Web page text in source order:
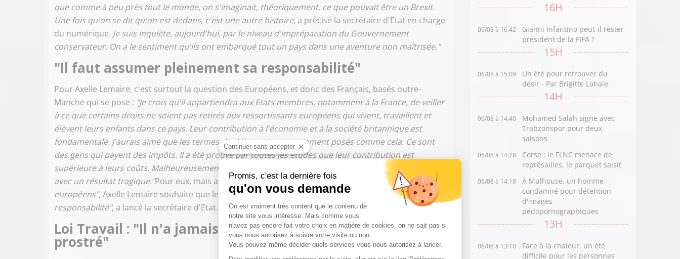
que comme à peu près tout le monde, on s'imaginait, théoriquement, ce que pouvait être un Brexit.
Une fois qu'on se dit qu'on est dedans, c'est une autre histoire, a précisé la secrétaire d'Etat en charge
du numérique. Je suis inquiète, aujourd'hui, par le niveau d'impréparation du Gouvernement
conservateur. On a le sentiment qu'ils ont embarqué tout un pays dans une aventure non maîtrisée."
"Il faut assumer pleinement sa responsabilité"
Pour Axelle Lemaire, c'est surtout la question des Européens, et donc des Français, basés outre-
Manche qui se pose : "Je crois qu'il appartiendra aux Etats membres, notamment à la France, de veiller
à ce que certains droits ne soient pas retirés aux ressortissants européens qui vivent, travaillent et
élèvent leurs enfants dans ce pays. Leur contribution à l'économie et à la société britannique est
fondamentale. J'aurais aimé que les termes du débat soient notamment posés comme cela. Ce sont
des gens qui payent des impôts. Il a été prouvé par toutes les études que leur contribution est
supérieure à leurs coûts. Malheureusement, c'est une campagne qui a été caricaturale, manipulée,
avec un résultat tragique."Pour eux, mais aussi pour"les intérêts de la France et les intérêts
européens", Axelle Lemaire souhaite que les choses aillent vite. "Il faut assumer pleinement sa
responsabilité", a lancé la secrétaire d'Etat.
Loi Travail : "Il n'a jamais été question d'être fermé et
prostré"
16H
06/08 à 16:42
Gianni Infantino peut-il rester
président de la FIFA ?
15H
06/08 à 15:09
Un été pour retrouver du
désir - Par Brigitte Lahaie
14H
06/08 à 14:40
Mohamed Salah signe avec
Trabzonspor pour deux
saisons
06/08 à 14:28
Corse : le FLNC menace de
représailles, le parquet saisit
06/08 à 14:18
À Mulhouse, un homme
condamné pour détention
d'images
pédopornographiques
13H
06/08 à 13:10
Face à la chaleur, un été
difficile pour les personnes